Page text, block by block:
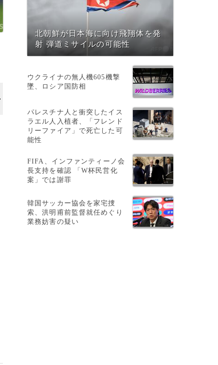
北朝鮮が日本海に向け飛翔体を発
射 弾道ミサイルの可能性
ウクライナの無人機605機撃
墜、ロシア国防相
パレスチナ人と衝突したイス
ラエル人入植者、「フレンド
リーファイア」で死亡した可
能性
FIFA、インファンティーノ会
長支持を確認 「W杯民営化
案」では謝罪
韓国サッカー協会を家宅捜
索、洪明甫前監督就任めぐり
業務妨害の疑い